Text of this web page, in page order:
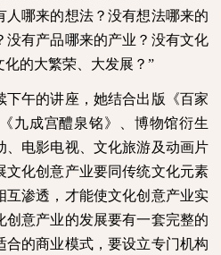
人哪来的想法？没有想法哪来的
没有产品哪来的产业？没有文化
的大繁荣、大发展？”
下午的讲座，她结合出版《百家
九成宫醴泉铭》、博物馆衍生
、电影电视、文化旅游及动画片
文化创意产业要同传统文化元素
互渗透，才能使文化创意产业实
创意产业的发展要有一套完整的
合的商业模式，要设立专门机构